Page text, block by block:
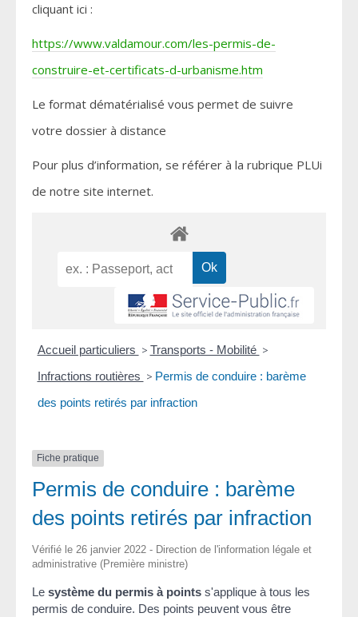
cliquant ici :
https://www.valdamour.com/les-permis-de-
construire-et-certificats-d-urbanisme.htm
Le format dématérialisé vous permet de suivre
votre dossier à distance
Pour plus d’information, se référer à la rubrique PLUi
de notre site internet.
Accueil particuliers > Transports - Mobilité >
Infractions routières > Permis de conduire : barème
des points retirés par infraction
Fiche pratique
Permis de conduire : barème
des points retirés par infraction
Vérifié le 26 janvier 2022 - Direction de l'information légale et
administrative (Première ministre)
Le système du permis à points s'applique à tous les
permis de conduire. Des points peuvent vous être